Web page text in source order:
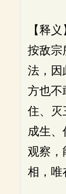
【释
按敌宗
法，因
方也不
住、灭
成生
观察，
相，唯